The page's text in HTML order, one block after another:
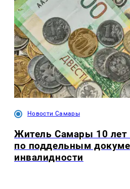
Новости Самары
Житель Самары 10 лет
по поддельным
инвалидности